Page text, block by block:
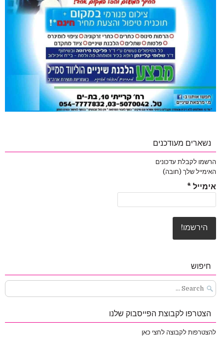
נשארים מעודכנים
הרשמו לקבלת עדכונים
האימייל שלך (חובה)
אימייל *
חיפוש
Search
for:
הצטרפו לקבוצת הפייסבוק שלנו
להצטרפות לקבוצה לחצי כאן